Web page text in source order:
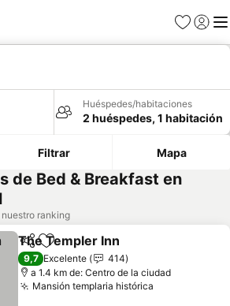
Favoritos
Iniciar
Huéspedes/habitaciones
2 huéspedes, 1 habitación
Filtrar Mapa
de Bed & Breakfast en
ranking
CompartirAgregar a favoritos
The Templer Inn
9,7 Excelente
414
a 1.4 km de: Centro de la ciudad
Mansión templaria histórica